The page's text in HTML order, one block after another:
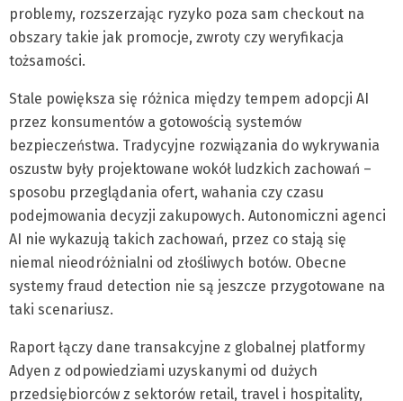
problemy, rozszerzając ryzyko poza sam checkout na
obszary takie jak promocje, zwroty czy weryfikacja
tożsamości.
Stale powiększa się różnica między tempem adopcji AI
przez konsumentów a gotowością systemów
bezpieczeństwa. Tradycyjne rozwiązania do wykrywania
oszustw były projektowane wokół ludzkich zachowań –
sposobu przeglądania ofert, wahania czy czasu
podejmowania decyzji zakupowych. Autonomiczni agenci
AI nie wykazują takich zachowań, przez co stają się
niemal nieodróżnialni od złośliwych botów. Obecne
systemy fraud detection nie są jeszcze przygotowane na
taki scenariusz.
Raport łączy dane transakcyjne z globalnej platformy
Adyen z odpowiedziami uzyskanymi od dużych
przedsiębiorców z sektorów retail, travel i hospitality,